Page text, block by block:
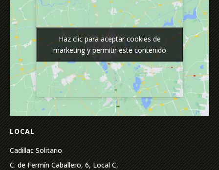
LOCAL
Cadillac Solitario
C. de Fermín Caballero, 6, Local C,
Haz clic para aceptar cookies de
marketing y permitir este contenido
Haz clic para aceptar cookies de
marketing y permitir este contenido